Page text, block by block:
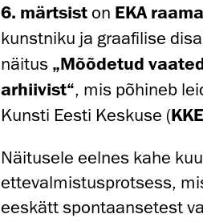
6. märtsist on EKA
kunstniku ja graafilise
näitus „Mõõdetud
arhiivist“, mis põhineb
Kunsti Eesti Keskuse (
Näitusele eelnes kahe
ettevalmistusprotsess,
eeskätt spontaansetest